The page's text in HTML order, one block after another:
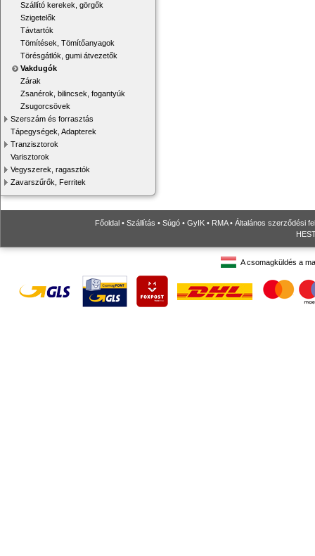
Szállító kerekek, görgők
Szigetelők
Távtartók
Tömítések, Tömítőanyagok
Törésgátlók, gumi átvezetők
Vakdugók
Zárak
Zsanérok, bilincsek, fogantyúk
Zsugorcsövek
Szerszám és forrasztás
Tápegységek, Adapterek
Tranzisztorok
Varisztorok
Vegyszerek, ragasztók
Zavarszűrők, Ferritek
Főoldal • Szállítás • Súgó • GyIK • RMA• Általános szerződési
A csomagküldés a